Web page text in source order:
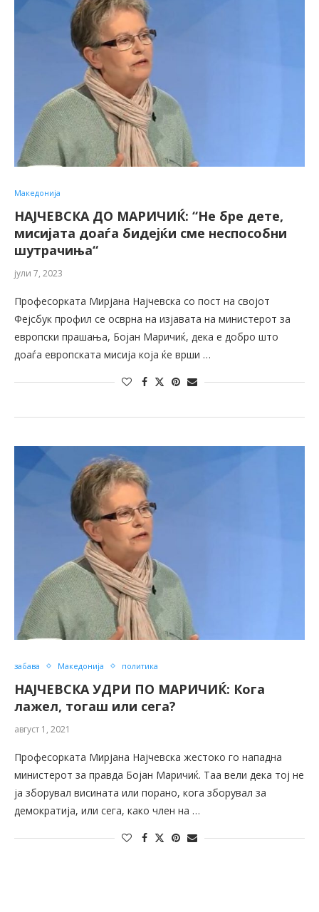
Македонија
НАЈЧЕВСКА ДО МАРИЧИЌ: “Не бре дете,
мисијата доаѓа бидејќи сме неспособни
шутрачиња“
јули 7, 2023
Професорката Мирјана Најчевска со пост на својот
Фејсбук профил се осврна на изјавата на министерот за
европски прашања, Бојан Маричиќ, дека е добро што
доаѓа европската мисија која ќе врши …
забава Македонија политика
НАЈЧЕВСКА УДРИ ПО МАРИЧИЌ: Кога
лажел, тогаш или сега?
август 1, 2021
Професорката Мирјана Најчевска жестоко го нападна
министерот за правда Бојан Маричиќ. Таа вели дека тој не
ја зборувал висината или порано, кога зборувал за
демократија, или сега, како член на …